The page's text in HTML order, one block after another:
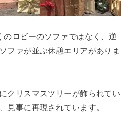
のロビーのソファではなく、逆
ファが並ぶ休憩エリアがありま
クリスマスツリーが飾られてい
見事に再現されています。